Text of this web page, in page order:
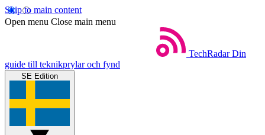
Skip to main content
Open menu Close main menu
TechRadar Din
guide till teknikprylar och fynd
SE Edition